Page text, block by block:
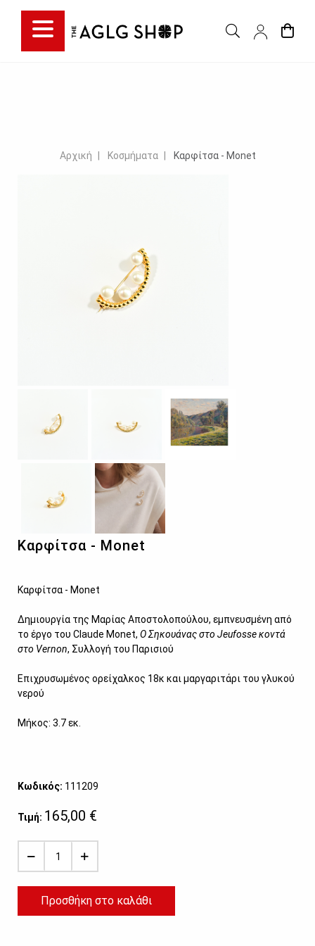
Αρχική Κοσμήματα Καρφίτσα - Monet
Καρφίτσα - Monet
Καρφίτσα - Monet
Δημιουργία της Μαρίας Αποστολοπούλου, εμπνευσμένη από
το έργο του Claude Monet, Ο Σηκουάνας στο Jeufosse κοντά
στο Vernon, Συλλογή του Παρισιού
Επιχρυσωμένος ορείχαλκος 18κ και μαργαριτάρι του γλυκού
νερού
Μήκος: 3.7 εκ.
Κωδικός: 111209
Τιμή: 165,00 €
Προσθήκη στο καλάθι